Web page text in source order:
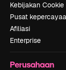
Kebijakan Cookie
Pusat
Afiliasi
Enterprise
Perusahaan